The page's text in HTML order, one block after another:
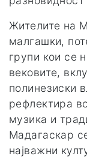
Жителите на
малгашки,
групи кои се
вековите,
полинезиски
рефлектира
музика и
Мадагаскар
најважни